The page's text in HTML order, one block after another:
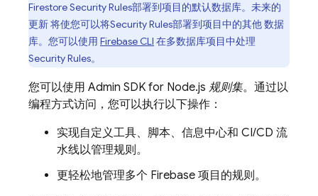
FirestoreSecurity Rules部署到项目的默认数据库。未来的
更新 将使您可以将Security Rules部署到项目中的其他 数据
库。您可以使用 Firebase CLI 在多数据库项目中处理
Security Rules。
您可以使用 Admin SDK for Node.js 规则集。通过以
编程方式访问，您可以执行以下操作：
实现自定义工具、脚本、信息中心和 CI/CD 流
水线以管理规则。
更轻松地管理多个 Firebase 项目的规则。